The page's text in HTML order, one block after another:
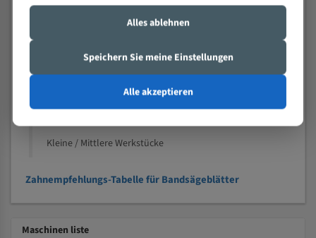
Nichteisenmetalle
Speziell entwickelt für Profile / Rohre
Kleine und mittlere Profile / Kleine Durchmesser
Vollmaterial
Kleine / Mittlere Werkstücke
Zahnempfehlungs-Tabelle für Bandsägeblätter
Maschinen liste
Alles ablehnen
Speichern Sie meine Einstellungen
Alle akzeptieren